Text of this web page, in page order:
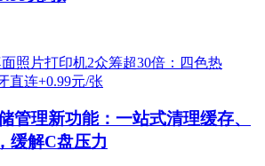
管理新功能：一站式清理缓存、
缓解C盘压力